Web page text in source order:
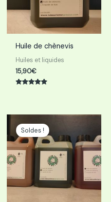
Huile de chènevis
Huiles et liquides
15,90€
Soldes !prix
initial
était :
46,70€.
Le
actuel
est :
40,00€.